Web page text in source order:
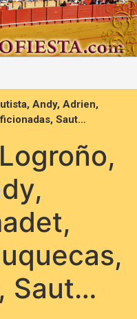
Andy, Adrien,
Saut…
Saut…